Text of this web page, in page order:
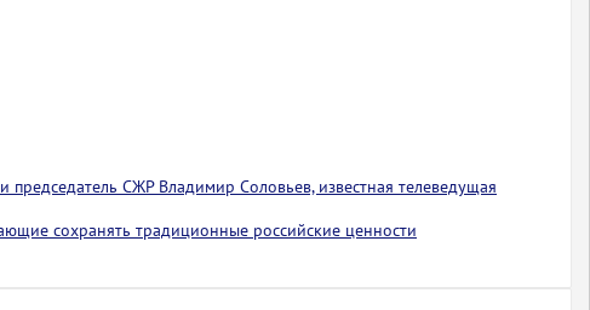
председатель СЖР Владимир Соловьев, известная телеведущая
сохранять традиционные российские ценности